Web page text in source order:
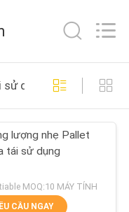
21
dụng
lượng nhẹ Pallet
tái sử dụng
MOQ:10 MÁY TÍNH
CẦU NGAY